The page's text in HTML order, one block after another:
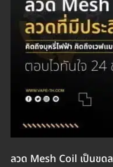
ลวด Mesh Coil เป็นขด